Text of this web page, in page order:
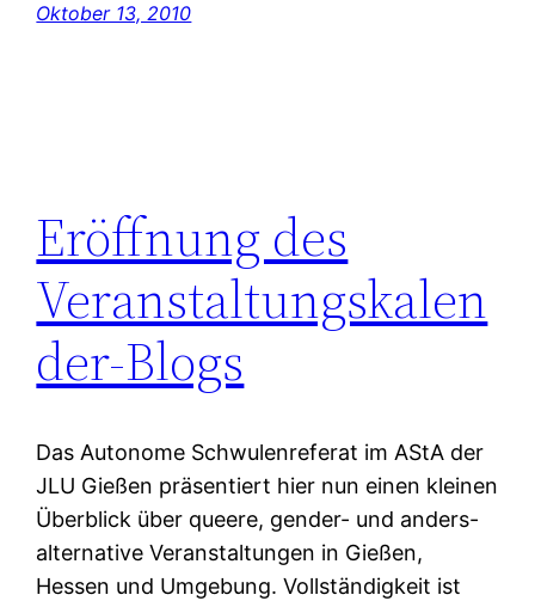
Oktober 13, 2010
Eröffnung des
Veranstaltungskalen
der-Blogs
Das Autonome Schwulenreferat im AStA der
JLU Gießen präsentiert hier nun einen kleinen
Überblick über queere, gender- und anders-
alternative Veranstaltungen in Gießen,
Hessen und Umgebung. Vollständigkeit ist